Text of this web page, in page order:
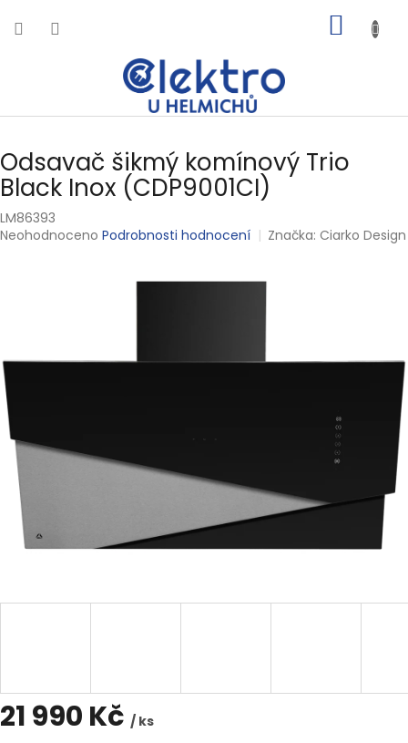
na
KOŠÍK
Odsavač šikmý komínový Trio
Black Inox (CDP9001CI)
LM86393
Průměrné
hvězdiček.
Neohodnoceno Podrobnosti hodnocení Značka:Ciarko Design
21 990 Kč / ks